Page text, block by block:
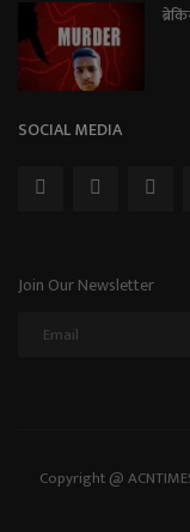
SOCIAL MEDIA
Join Our Newsletter
Copyright @